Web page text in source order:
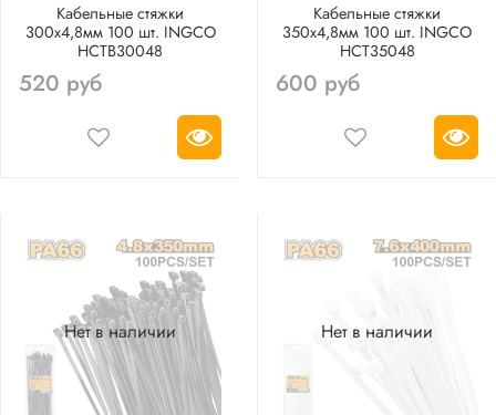
Кабельные стяжки
300х4,8мм 100 шт. INGCO
HCTB30048
520 руб
Кабельные стяжки
350х4,8мм 100 шт. INGCO
HCT35048
600 руб
Нет в наличии Нет в наличии